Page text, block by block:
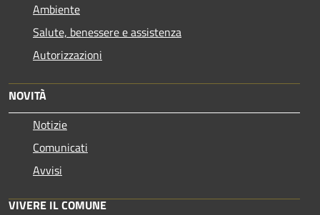
Ambiente
Salute, benessere e assistenza
Autorizzazioni
NOVITÀ
Notizie
Comunicati
Avvisi
VIVERE IL COMUNE